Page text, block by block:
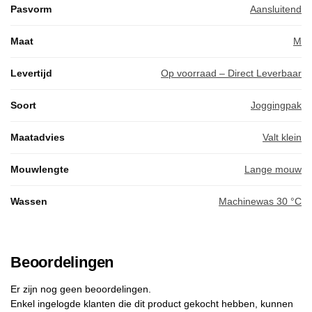
Pasvorm Aansluitend
Maat M
Levertijd Op voorraad – Direct Leverbaar
Soort Joggingpak
Maatadvies Valt klein
Mouwlengte Lange mouw
Wassen Machinewas 30 °C
Beoordelingen
Er zijn nog geen beoordelingen.
Enkel ingelogde klanten die dit product gekocht hebben, kunnen